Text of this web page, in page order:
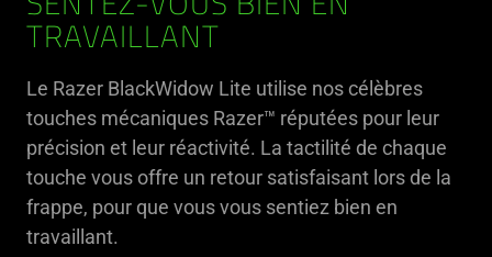
SENTEZ-VOUS BIEN EN
TRAVAILLANT
Le Razer BlackWidow Lite utilise nos célèbres
touches mécaniques Razer™ réputées pour leur
précision et leur réactivité. La tactilité de chaque
touche vous offre un retour satisfaisant lors de la
frappe, pour que vous vous sentiez bien en
travaillant.